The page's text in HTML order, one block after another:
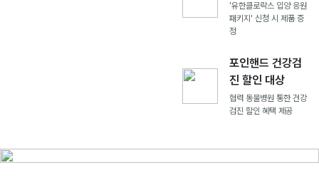
'유한클로락스 입양 응원
패키지' 신청 시 제품 증
정
포인핸드 건강검
진 할인 대상
협력 동물병원 통한 건강
검진 할인 혜택 제공